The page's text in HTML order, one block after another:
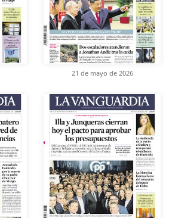
21 de mayo de 2026